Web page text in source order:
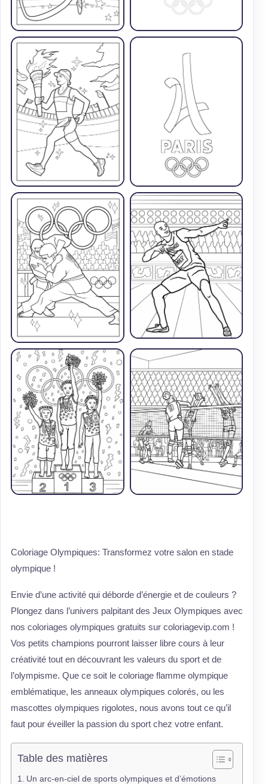
Coloriage Olympiques: Transformez votre salon en stade
olympique !
Envie d’une activité qui déborde d’énergie et de couleurs ?
Plongez dans l’univers palpitant des Jeux Olympiques avec
nos coloriages olympiques gratuits sur coloriagevip.com !
Vos petits champions pourront laisser libre cours à leur
créativité tout en découvrant les valeurs du sport et de
l’olympisme. Que ce soit le coloriage flamme olympique
emblématique, les anneaux olympiques colorés, ou les
mascottes olympiques rigolotes, nous avons tout ce qu’il
faut pour éveiller la passion du sport chez votre enfant.
Table des matières
Un arc-en-ciel de sports olympiques et d’émotions